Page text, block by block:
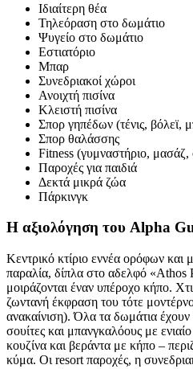
Ιδιαίτερη θέα
Τηλεόραση στο δωμάτιο
Ψυγείο στο δωμάτιο
Εστιατόριο
Μπαρ
Συνεδριακοί χώροι
Ανοιχτή πισίνα
Κλειστή πισίνα
Σπορ γηπέδων (τένις, βόλεϊ,
Σπορ θαλάσσης
Fitness (γυμναστήριο,
Παροχές για παιδιά
Δεκτά μικρά ζώα
Πάρκινγκ
Η αξιολόγηση του Alpha
Κεντρικό κτίριο εννέα ορόφων
παραλία, δίπλα στο αδελφό «Athos
μοιράζονται έναν υπέροχο κήπο.
ζωντανή έκφραση του τότε
ανακαίνιση). Όλα τα δωμάτια
σουίτες και μπανγκαλόους με
κουζίνα και βεράντα με κήπο –
κύμα. Οι resort παροχές, η